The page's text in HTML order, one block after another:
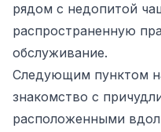
рядом с недопитой
распространенную
обслуживание.
Следующим пунктом
знакомство с
расположенными